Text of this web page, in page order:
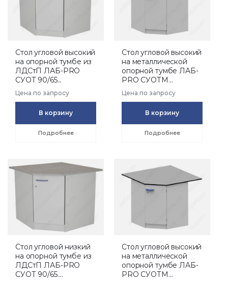
Стол угловой высокий
на опорной тумбе из
ЛДСтП ЛАБ-PRO
СУОТ 90/65...
Цена по запросу
В корзину
Подробнее
Стол угловой высокий
на металлической
опорной тумбе ЛАБ-
PRO СУОТМ...
Цена по запросу
В корзину
Подробнее
Стол угловой низкий
на опорной тумбе из
ЛДСтП ЛАБ-PRO
СУОТ 90/65....
Стол угловой высокий
на металлической
опорной тумбе ЛАБ-
PRO СУОТМ...